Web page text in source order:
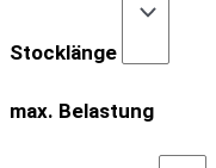
Stocklänge
max. Belastung